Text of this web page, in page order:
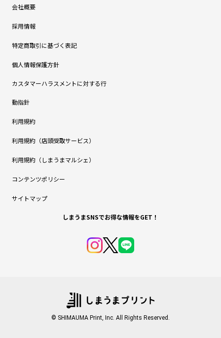
会社概要
採用情報
特定商取引に基づく表記
個人情報保護方針
カスタマーハラスメントに対する行
動指針
利用規約
利用規約（店頭受取サービス）
利用規約（しまうまマルシェ）
コンテンツポリシー
サイトマップ
しまうまSNSでお得な情報をGET！
© SHIMAUMA Print, Inc. All Rights Reserved.